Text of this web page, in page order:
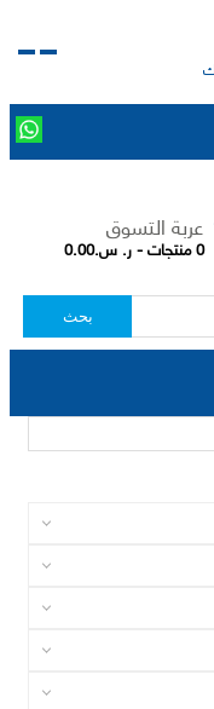
عربة التسوق
0 منتجات - ر. س.0.00
بحث